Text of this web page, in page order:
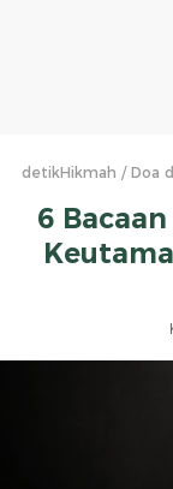
detikHikmah Doa
6